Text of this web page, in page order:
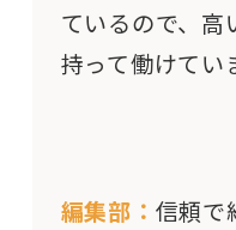
ているので、高
持って働けてい
編集部： 信頼で